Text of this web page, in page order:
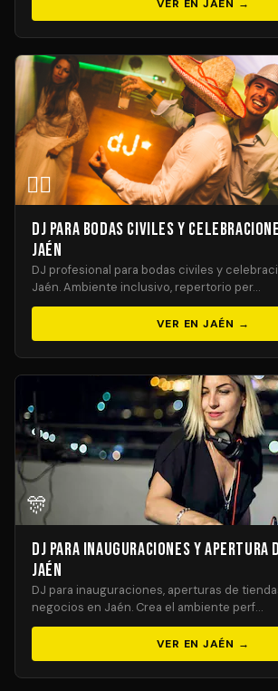
VER EN JAÉN →
🏳️‍🌈
DJ para Bodas Civiles y
Jaén
DJ profesional para bodas civiles y
Jaén. Ambiente inclusivo, repertorio per…
VER EN JAÉN →
🎊
DJ para Inauguraciones y Apertura
Jaén
DJ para inauguraciones, aperturas de
negocios en Jaén. Crea el ambiente perf…
VER EN JAÉN →